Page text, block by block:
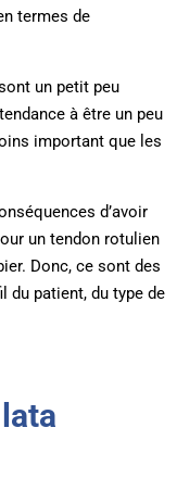
termes de
un petit peu
à être un peu
important que les
d’avoir
un tendon rotulien
Donc, ce sont des
du patient, du type de